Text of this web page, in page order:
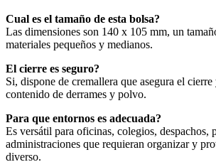
Cual es el tamaño de esta bolsa?
Las dimensiones son 140 x 105 mm, un
materiales pequeños y medianos.
El cierre es seguro?
Si, dispone de cremallera que asegura el cierre
contenido de derrames y polvo.
Para que entornos es adecuada?
Es versátil para oficinas, colegios, despachos,
administraciones que requieran organizar y
diverso.